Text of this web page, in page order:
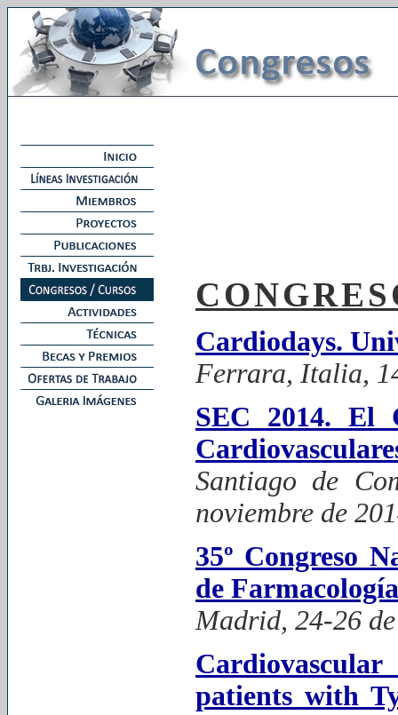
Cardiodays.
Ferrara, Italia,
SEC 2014. El
Santiago de
noviembre de
35º Congreso
de Farmacología
Madrid, 24-26
patients with